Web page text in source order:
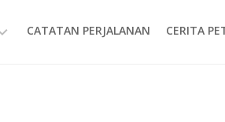
CATATAN PERJALANAN CERITA